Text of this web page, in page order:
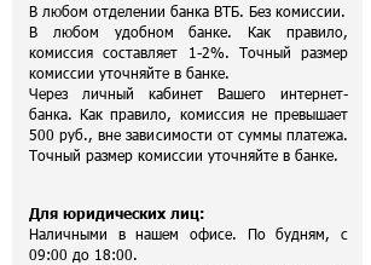
В любом отделении банка ВТБ. Без комиссии.
В любом удобном банке. Как правило,
комиссия составляет 1-2%. Точный размер
комиссии уточняйте в банке.
Через личный кабинет Вашего интернет-
банка. Как правило, комиссия не превышает
500 руб., вне зависимости от суммы платежа.
Точный размер комиссии уточняйте в банке.
Для юридических лиц:
Наличными в нашем офисе. По будням, с
09:00 до 18:00.